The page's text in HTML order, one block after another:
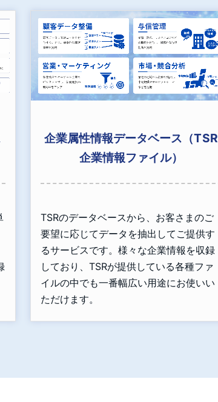
企業属性情報データベース（TSR
企業情報ファイル）
TSRのデータベースから、お客さまのご
要望に応じてデータを抽出してご提供す
るサービスです。様々な企業情報を収録
しており、TSRが提供している各種ファ
イルの中でも一番幅広い用途にお使いい
ただけます。